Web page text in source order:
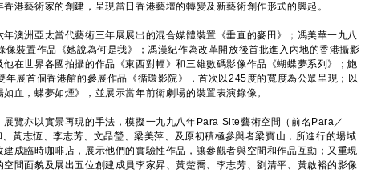
港藝術家的創建，呈現當日香港藝壇的轉變及新藝術創作形式的興起。
洲亞太當代藝術三年展展出的混合媒體裝置《垂直的麥田》；馮美華一九八
像裝置作品《她說為何是我》；馮漢紀作為改革開放後首批進入內地的香港攝影
在世界各國拍攝的作品《東西對幅》和三維數碼影像作品《蝴蝶夢系列》；鮑
年展首個香港館的參展作品《循環影院》，首次以245度的寬度為公眾呈現；以
血，蝶夢如煙》，並展示當年前衛劇場的裝置表演錄像。
亦以實景再現的手法，模擬一九九八年Para Site藝術空間（前名Para／
黃志恆、李志芳、文晶瑩、梁美萍、及原初積極參與者梁寶山，所進行的場域
成臨時咖啡店，展示他們的實驗性作品，讓參觀者與空間和作品互動；又重現
間面貌及展出五位創建成員李家昇、黃楚喬、李志芳、劉清平、黃啟裕的影像